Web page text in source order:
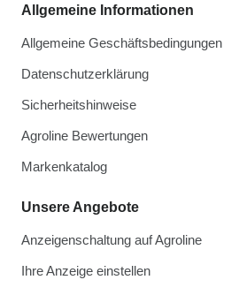
Allgemeine Informationen
Allgemeine Geschäftsbedingungen
Datenschutzerklärung
Sicherheitshinweise
Agroline Bewertungen
Markenkatalog
Unsere Angebote
Anzeigenschaltung auf Agroline
Ihre Anzeige einstellen